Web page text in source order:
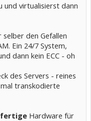
und virtualisierst dann
den Gefallen
Ein 24/7 System,
dann kein ECC - oh
des Servers - reines
transkodierte
fertige Hardware für